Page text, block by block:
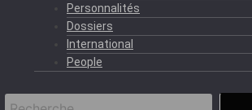
Personnalités
Dossiers
International
People